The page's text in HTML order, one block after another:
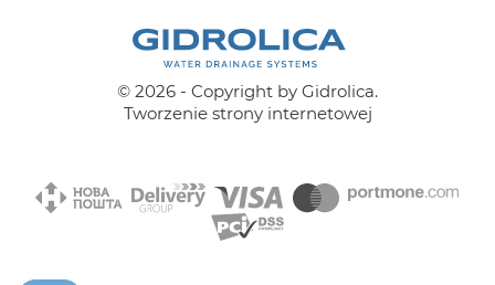
© 2026 - Copyright by Gidrolica.
Tworzenie strony internetowej